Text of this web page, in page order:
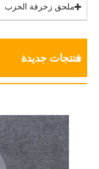
ملحق زخرفة الحزب
منتجات جديدة